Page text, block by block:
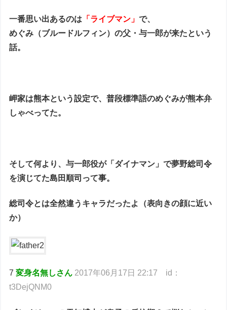
一番思い出あるのは 「ライブマン」で、
めぐみ（ブルードルフィン）の父・与一郎が来たという
話。
岬家は熊本という設定で、普段標準語のめぐみが熊本弁
しゃべってた。
そして何より、与一郎役が「ダイナマン」で夢野総司令
を演じてた島田順司って事。
総司令とは全然違うキャラだったよ（表向きの顔に近い
か）
7変身名無しさん 2017年06月17日 22:17 id：
t3DejQNM0